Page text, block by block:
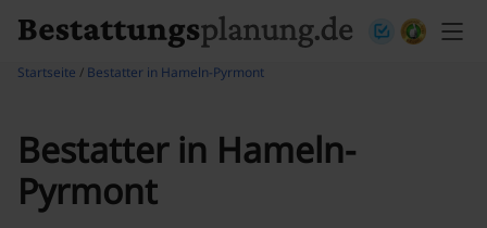
Startseite / Bestatter in Hameln-Pyrmont
Bestatter in Hameln-
Pyrmont